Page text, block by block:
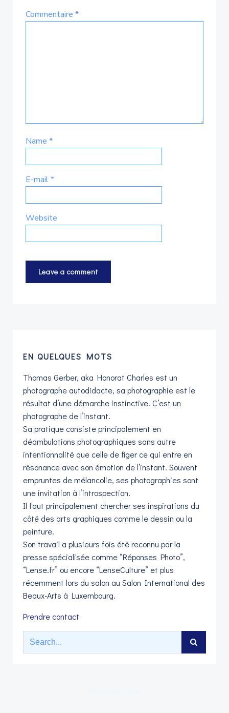
Commentaire *
Name *
E-mail*
Website
EN QUELQUES MOTS
Thomas Gerber, aka Honorat Charles est un
photographe autodidacte, sa photographie est le
résultat d’une démarche instinctive. C’est un
photographe de l’instant.
Sa pratique consiste principalement en
déambulations photographiques sans autre
intentionnalité que celle de figer ce qui entre en
résonance avec son émotion de l’instant. Souvent
empruntes de mélancolie, ses photographies sont
une invitation à l’introspection.
Il faut principalement chercher ses inspirations du
côté des arts graphiques comme le dessin ou la
peinture.
Son travail a plusieurs fois été reconnu par la
presse spécialisée comme “Réponses Photo”,
“Lense.fr” ou encore “LenseCulture” et plus
récemment lors du salon au Salon International des
Beaux-Arts à Luxembourg.
Prendre contact
Search